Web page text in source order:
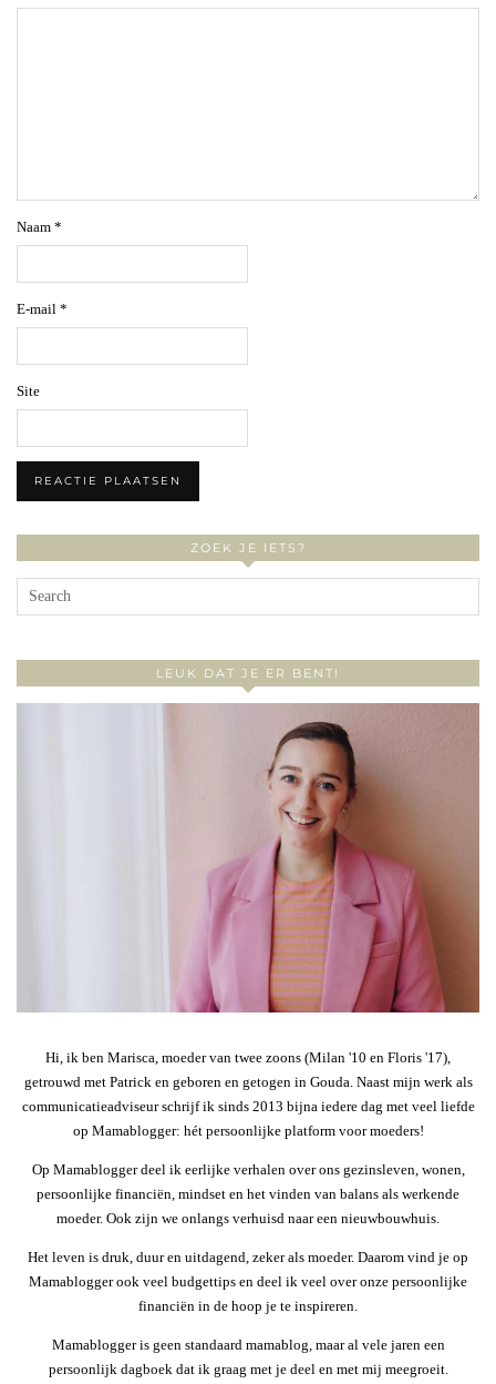
Naam *
E-mail *
Site
ZOEK JE IETS?
LEUK DAT JE ER BENT!
Hi, ik ben Marisca, moeder van twee zoons (Milan '10 en Floris '17),
getrouwd met Patrick en geboren en getogen in Gouda. Naast mijn werk als
communicatieadviseur schrijf ik sinds 2013 bijna iedere dag met veel liefde
op Mamablogger: hét persoonlijke platform voor moeders!
Op Mamablogger deel ik eerlijke verhalen over ons gezinsleven, wonen,
persoonlijke financiën, mindset en het vinden van balans als werkende
moeder. Ook zijn we onlangs verhuisd naar een nieuwbouwhuis.
Het leven is druk, duur en uitdagend, zeker als moeder. Daarom vind je op
Mamablogger ook veel budgettips en deel ik veel over onze persoonlijke
financiën in de hoop je te inspireren.
Mamablogger is geen standaard mamablog, maar al vele jaren een
persoonlijk dagboek dat ik graag met je deel en met mij meegroeit.